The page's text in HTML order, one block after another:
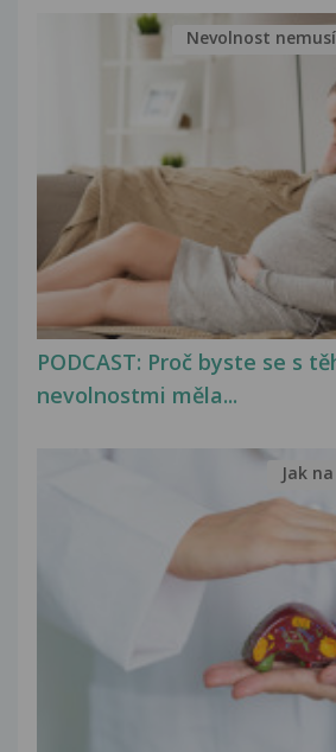
PODCAST: Proč byste se s
nevolnostmi měla...
Nevolnost
Jak